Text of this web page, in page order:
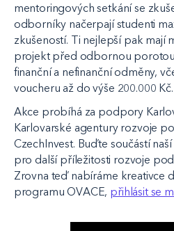
mentoringových setkání se
odborníky načerpají studenti
zkušeností. Ti nejlepší pak mají
projekt před odbornou
finanční a nefinanční odměny,
voucheru až do výše 200.000 Kč.
Akce probíhá za podpory
Karlovarské agentury rozvoje
CzechInvest. Buďte součástí
pro další příležitosti rozvoje
Zrovna teď nabíráme kreativce
programu OVACE, přihlásit se